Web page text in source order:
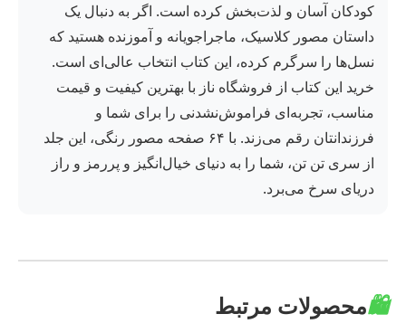
کودکان آسان و لذت‌بخش کرده است. اگر به دنبال یک
داستان مصور کلاسیک، ماجراجویانه و آموزنده هستید که
نسل‌ها را سرگرم کرده، این کتاب انتخاب عالی‌ای است.
خرید این کتاب از فروشگاه ناز با بهترین کیفیت و قیمت
مناسب، تجربه‌ای فراموش‌نشدنی را برای شما و
فرزندانتان رقم می‌زند. با ۶۴ صفحه مصور رنگی، این جلد
از سری تن تن، شما را به دنیای خیال‌انگیز و پررمز و راز
دریای سرخ می‌برد.
🛍️محصولات مرتبط